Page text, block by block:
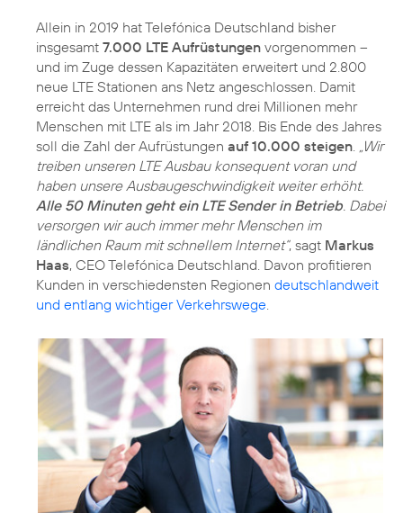
Allein in 2019 hat Telefónica Deutschland bisher
insgesamt 7.000 LTE Aufrüstungen vorgenommen –
und im Zuge dessen Kapazitäten erweitert und 2.800
neue LTE Stationen ans Netz angeschlossen. Damit
erreicht das Unternehmen rund drei Millionen mehr
Menschen mit LTE als im Jahr 2018. Bis Ende des Jahres
soll die Zahl der Aufrüstungen auf 10.000 steigen
„Wir
treiben unseren LTE Ausbau konsequent voran und
haben unsere Ausbaugeschwindigkeit weiter erhöht.
Alle 50 Minuten geht ein LTE Sender in Betrieb . Dabei
versorgen wir auch immer mehr Menschen im
ländlichen Raum mit schnellem Internet“, sagt Markus
Haas, CEO Telefónica Deutschland. Davon profitieren
Kunden in verschiedensten Regionen deutschlandweit
und entlang wichtiger Verkehrswege